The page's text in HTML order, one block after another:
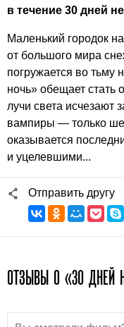
в течение 30 дней
Маленький городок
от большого мира
погружается во тьму
ночь» обещает стать
лучи света исчезают
вампиры — только
оказывается
и уцелевшими...
Отправить другу
ОТЗЫВЫ О «30 ДНЕЙ